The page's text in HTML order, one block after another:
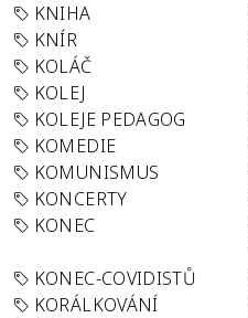
KNIHA
KNÍR
KOLÁČ
KOLEJ
KOLEJE PEDAGOG
KOMEDIE
KOMUNISMUS
KONCERTY
KONEC
KONEC-COVIDISTŮ
KORÁLKOVÁNÍ